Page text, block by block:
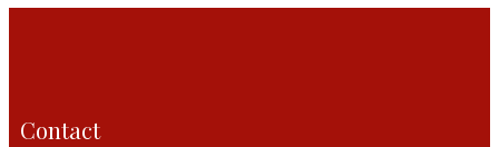
Contact